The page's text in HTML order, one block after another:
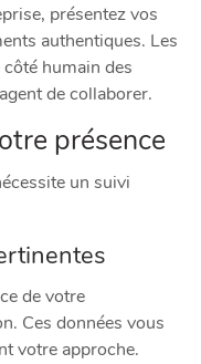
présentez vos
authentiques. Les
humain des
de collaborer.
présence
un suivi
de votre
Ces données vous
votre approche.